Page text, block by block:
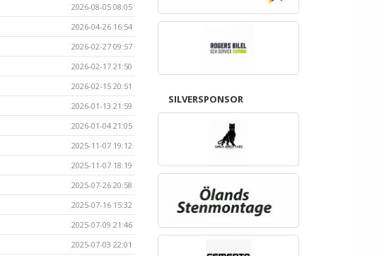
2026-08-05 08:05
2026-04-26 16:54
2026-02-27 09:57
2026-02-17 21:50
2026-02-15 20:51
2026-01-13 21:59
2026-01-04 21:05
2025-11-07 19:12
2025-11-07 18:19
2025-07-26 20:58
2025-07-16 15:32
2025-07-09 21:46
2025-07-03 22:01
SILVERSPONSOR